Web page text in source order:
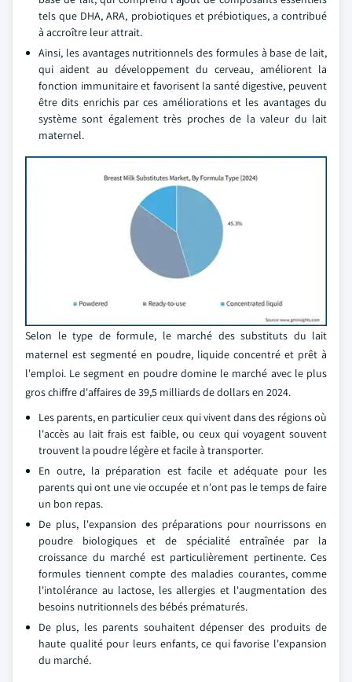
tels que DHA, ARA, probiotiques et prébiotiques, a contribué
à accroître leur attrait.
Ainsi, les avantages nutritionnels des formules à base de lait,
qui aident au développement du cerveau, améliorent la
fonction immunitaire et favorisent la santé digestive, peuvent
être dits enrichis par ces améliorations et les avantages du
système sont également très proches de la valeur du lait
maternel.
Selon le type de formule, le marché des substituts du lait
maternel est segmenté en poudre, liquide concentré et prêt à
l'emploi. Le segment en poudre domine le marché avec le plus
gros chiffre d'affaires de 39,5 milliards de dollars en 2024.
Les parents, en particulier ceux qui vivent dans des régions où
l'accès au lait frais est faible, ou ceux qui voyagent souvent
trouvent la poudre légère et facile à transporter.
En outre, la préparation est facile et adéquate pour les
parents qui ont une vie occupée et n'ont pas le temps de faire
un bon repas.
De plus, l'expansion des préparations pour nourrissons en
poudre biologiques et de spécialité entraînée par la
croissance du marché est particulièrement pertinente. Ces
formules tiennent compte des maladies courantes, comme
l'intolérance au lactose, les allergies et l'augmentation des
besoins nutritionnels des bébés prématurés.
De plus, les parents souhaitent dépenser des produits de
haute qualité pour leurs enfants, ce qui favorise l'expansion
du marché.